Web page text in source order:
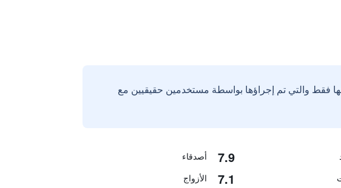
فقط والتي تم إجراؤها بواسطة مستخدمين حقيقيين مع
7.9 أصدقاء
7.1 الأزواج